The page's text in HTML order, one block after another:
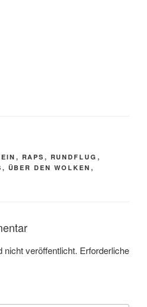
, RAPS , RUNDFLUG ,
, ÜBER DEN WOLKEN ,
nicht veröffentlicht. Erforderliche